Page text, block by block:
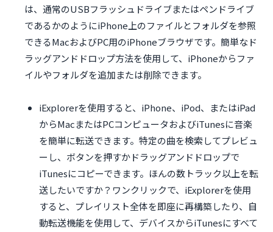
は、通常のUSBフラッシュドライブまたはペンドライブ
であるかのようにiPhone上のファイルとフォルダを参照
できるMacおよびPC用のiPhoneブラウザです。簡単なド
ラッグアンドドロップ方法を使用して、iPhoneからファ
イルやフォルダを追加または削除できます。
iExplorerを使用すると、iPhone、iPod、またはiPad
からMacまたはPCコンピュータおよびiTunesに音楽
を簡単に転送できます。特定の曲を検索してプレビュ
ーし、ボタンを押すかドラッグアンドドロップで
iTunesにコピーできます。ほんの数トラック以上を転
送したいですか？ワンクリックで、iExplorerを使用
すると、プレイリスト全体を即座に再構築したり、自
動転送機能を使用して、デバイスからiTunesにすべて